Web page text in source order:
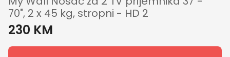
70", 2 x 45 kg, stropni - HD 2
230 KM